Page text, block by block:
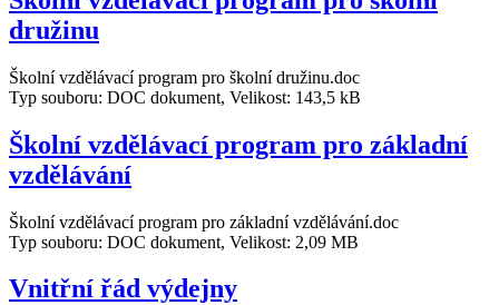
družinu
Školní vzdělávací program pro školní družinu.doc
Typ souboru: DOC dokument, Velikost: 143,5 kB
Školní vzdělávací program pro základní
vzdělávání
Školní vzdělávací program pro základní vzdělávání.doc
Typ souboru: DOC dokument, Velikost: 2,09 MB
Vnitřní řád výdejny